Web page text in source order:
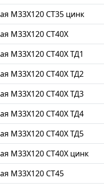
М33Х120 СТ35 цинк
М33Х120 СТ40Х
М33Х120 СТ40Х ТД1
М33Х120 СТ40Х ТД2
М33Х120 СТ40Х ТД3
М33Х120 СТ40Х ТД4
М33Х120 СТ40Х ТД5
М33Х120 СТ40Х цинк
М33Х120 СТ45